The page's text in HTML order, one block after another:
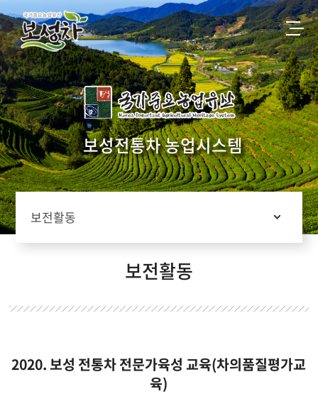
보성전통차 농업시스템
보전활동
보전활동
2020. 보성 전통차 전문가육성 교육(차의품질평가교
육)
홈으로 보성군청 한국차박물관 붓재 보성몰
전통차농업 농업유산 소개
농업현황
보성차 역사
농업유산마을
차맛보기